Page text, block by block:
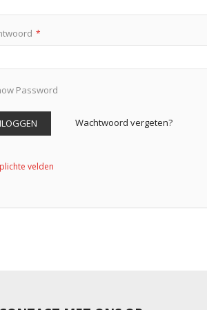
Password
Wachtwoord vergeten?